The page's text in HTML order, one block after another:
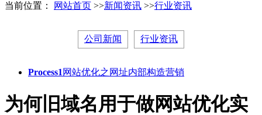
当前位置： 网站首页 >>新闻资讯 >>行业资讯
公司新闻 行业资讯
Process1 网站优化之网址内部构造营销
为何旧域名用于做网站优化实